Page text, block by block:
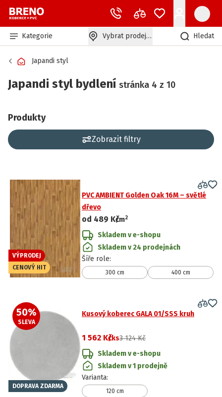
Kategorie Vybrat prodejnu Hledat
Japandi styl
Japandi styl bydlení stránka 4 z 10
Produkty
Zobrazit filtry
VÝPRODEJ
CENOVÝ HIT
PVC AMBIENT Golden Oak 16M – světlé
dřevo
od 489 Kč
/m2
Skladem v e-shopu
Skladem v 24 prodejnách
Šíře role:
300 cm 400 cm
50%
SLEVA
DOPRAVA ZDARMA
Kusový koberec GALA 01/SSS kruh
1 562 Kč/ks3 124 Kč
Skladem v e-shopu
Skladem v 1 prodejně
Varianta:
120 cm